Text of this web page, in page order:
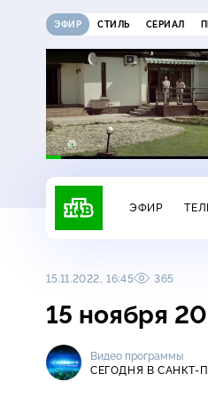
ЭФИР СТИЛЬ СЕРИАЛ
13:45
Невский. Чужой среди
чужих16+
ЭФИР
15.11.2022, 16:45 365
15 ноября
Видео программы
СЕГОДНЯ В САНКТ-